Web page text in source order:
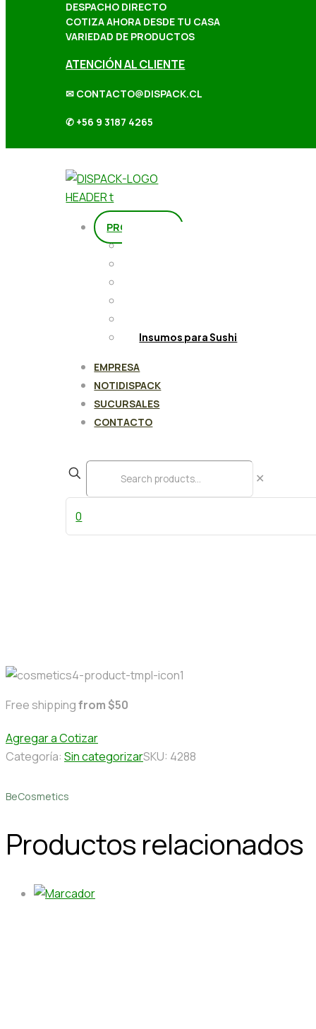
DESPACHO DIRECTO
COTIZA AHORA DESDE TU CASA
VARIEDAD DE PRODUCTOS
ATENCIÓN AL CLIENTE
✉ CONTACTO@DISPACK.CL
✆ +56 9 3187 4265
PRODUCTOS
Insumos para Sushi
EMPRESA
NOTIDISPACK
SUCURSALES
CONTACTO
✕
0
Free shippingfrom $50
Agregar a Cotizar
Categoría: Sin categorizarSKU: 4288
BeCosmetics
Productos relacionados